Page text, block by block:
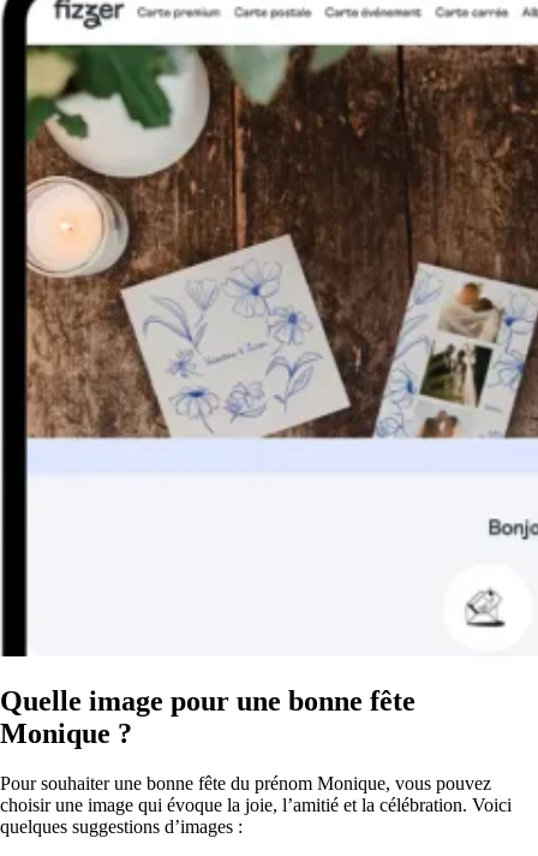
Quelle image pour une bonne fête
Monique ?
Pour souhaiter une bonne fête du prénom Monique, vous pouvez
choisir une image qui évoque la joie, l’amitié et la célébration. Voici
quelques suggestions d’images :